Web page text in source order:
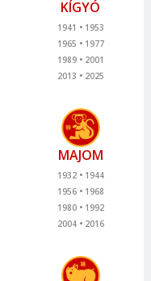
KÍGYÓ
1941
1953
1965
1977
1989
2001
2013
2025
MAJOM
1932
1944
1956
1968
1980
1992
2004
2016